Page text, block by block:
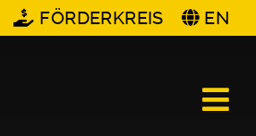
FÖRDERKREIS EN